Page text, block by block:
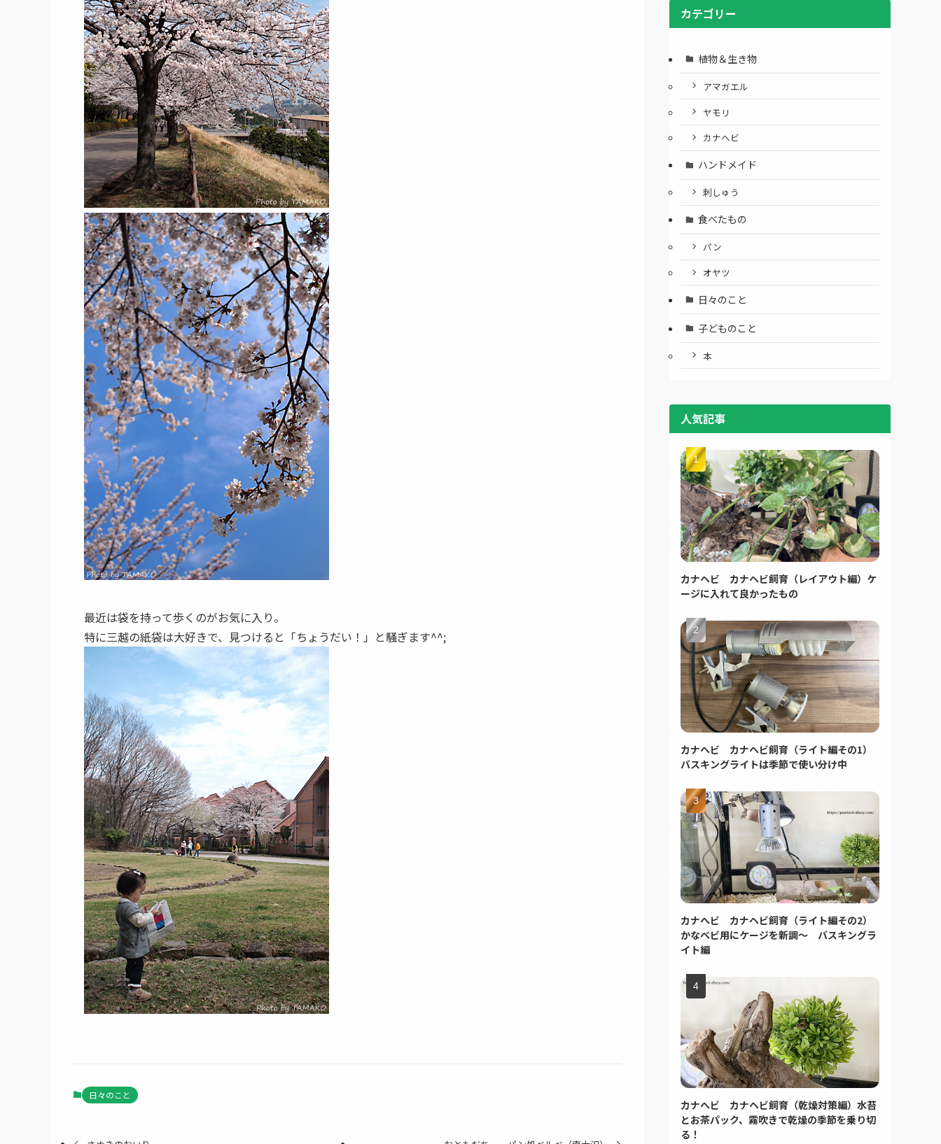
最近は袋を持って歩くのがお気に入り。
特に三越の紙袋は大好きで、見つけると「ちょうだい！」と騒ぎます^^;
日々のこと
カテゴリー
植物＆生き物
アマガエル
ヤモリ
カナヘビ
ハンドメイド
刺しゅう
食べたもの
パン
オヤツ
日々のこと
子どものこと
本
人気記事
カナヘビ カナヘビ飼育（レイアウト編）ケ
ージに入れて良かったもの
カナヘビ カナヘビ飼育（ライト編その1）
バスキングライトは季節で使い分け中
カナヘビ カナヘビ飼育（ライト編その2）
かなベビ用にケージを新調～ バスキングラ
イト編
カナヘビ カナヘビ飼育（乾燥対策編）水苔
とお茶パック、霧吹きで乾燥の季節を乗り切
る！